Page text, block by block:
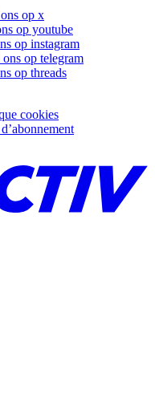
op x
op youtube
op instagram
op telegram
op threads
cookies